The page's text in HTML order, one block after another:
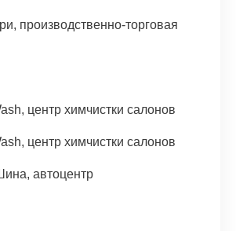
производственно-торговая
центр химчистки салонов
центр химчистки салонов
автоцентр